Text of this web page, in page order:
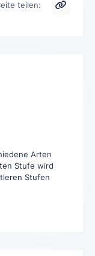
teilen:
Arten
Stufe wird
Stufen